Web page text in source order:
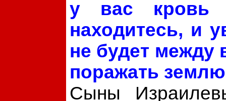
у вас кровь
находитесь, и
не будет между
поражать
Сыны